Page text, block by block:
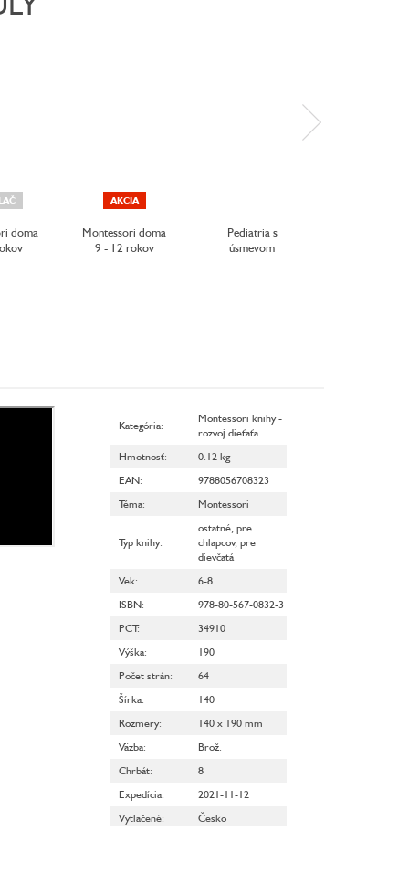
doma
AKCIA
Montessori doma
9 - 12 rokov
Pediatria s
úsmevom
Kategória:
Montessori knihy -
rozvoj dieťaťa
Hmotnosť:
0.12 kg
EAN:
9788056708323
Téma: Montessori
Typ knihy:
ostatné, pre
chlapcov, pre
dievčatá
Vek:
6-8
ISBN:
978-80-567-0832-3
PCT:
34910
Výška:
190
Počet strán:
64
Šírka:
140
Rozmery:
140 x 190 mm
Väzba:
Brož.
Chrbát:
8
Expedícia:
2021-11-12
Vytlačené: Česko